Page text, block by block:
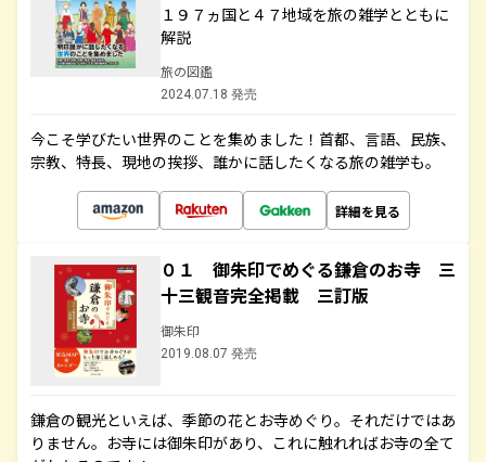
１９７ヵ国と４７地域を旅の雑学とともに
解説
旅の図鑑
2024.07.18 発売
今こそ学びたい世界のことを集めました！首都、言語、民族、
宗教、特長、現地の挨拶、誰かに話したくなる旅の雑学も。
詳細を見る
０１ 御朱印でめぐる鎌倉のお寺 三
十三観音完全掲載 三訂版
御朱印
2019.08.07 発売
鎌倉の観光といえば、季節の花とお寺めぐり。それだけではあ
りません。お寺には御朱印があり、これに触れればお寺の全て